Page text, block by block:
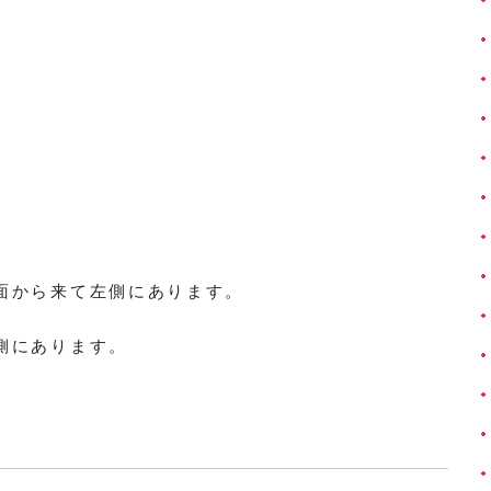
ら来て左側にあります。
あります。